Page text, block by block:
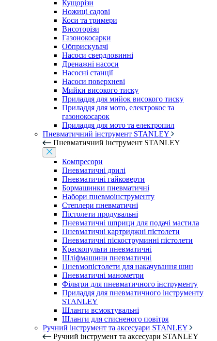
Кущорізи
Ножиці садові
Коси та тримери
Висоторізи
Газонокосарки
Обприскувачі
Насоси свердловинні
Дренажні насоси
Насосні станції
Насоси поверхневі
Мийки високого тиску
Приладдя для мийок високого тиску
Приладдя для мото, електрокос та
газонокосарок
Приладдя для мото та електропил
Пневматичний інструмент STANLEY
Пневматичний інструмент STANLEY
Компресори
Пневматичні дрилі
Пневматичні гайковерти
Бормашинки пневматичні
Набори пневмоінструменту
Степлери пневматичні
Пістолети продувальні
Пневматичні шприци для подачі мастила
Пневматичні картриджні пістолети
Пневматичні піскоструминні пістолети
Краскопульти пневматичні
Шліфмашини пневматичні
Пневмопістолети для накачування шин
Пневматичні манометри
Фільтри для пневматичного інструменту
Приладдя для пневматичного інструменту
STANLEY
Шланги всмоктувальні
Шланги для стисненого повітря
Ручний інструмент та аксесуари STANLEY
Ручний інструмент та аксесуари STANLEY